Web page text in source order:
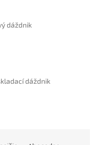
dáždnik
dáždnik